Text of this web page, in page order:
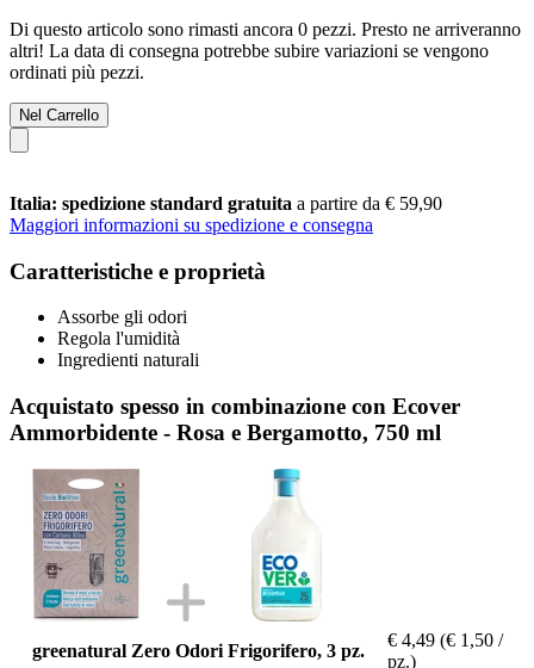
Di questo articolo sono rimasti ancora 0 pezzi. Presto ne arriveranno
altri! La data di consegna potrebbe subire variazioni se vengono
ordinati più pezzi.
Nel Carrello
Italia: spedizione standard gratuita a partire da € 59,90
Maggiori informazioni su spedizione e consegna
Caratteristiche e proprietà
Assorbe gli odori
Regola l'umidità
Ingredienti naturali
Acquistato spesso in combinazione con Ecover
Ammorbidente - Rosa e Bergamotto, 750 ml
greenatural Zero Odori Frigorifero, 3 pz.
€ 4,49 (€ 1,50 /
pz.)